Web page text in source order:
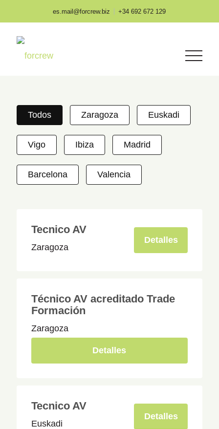
es.mail@forcrew.biz +34 692 672 129
Todos Zaragoza Euskadi
Vigo Ibiza Madrid
Barcelona Valencia
Tecnico AV
Zaragoza
Detalles
Técnico AV acreditado Trade
Formación
Zaragoza
Detalles
Tecnico AV
Euskadi
Detalles